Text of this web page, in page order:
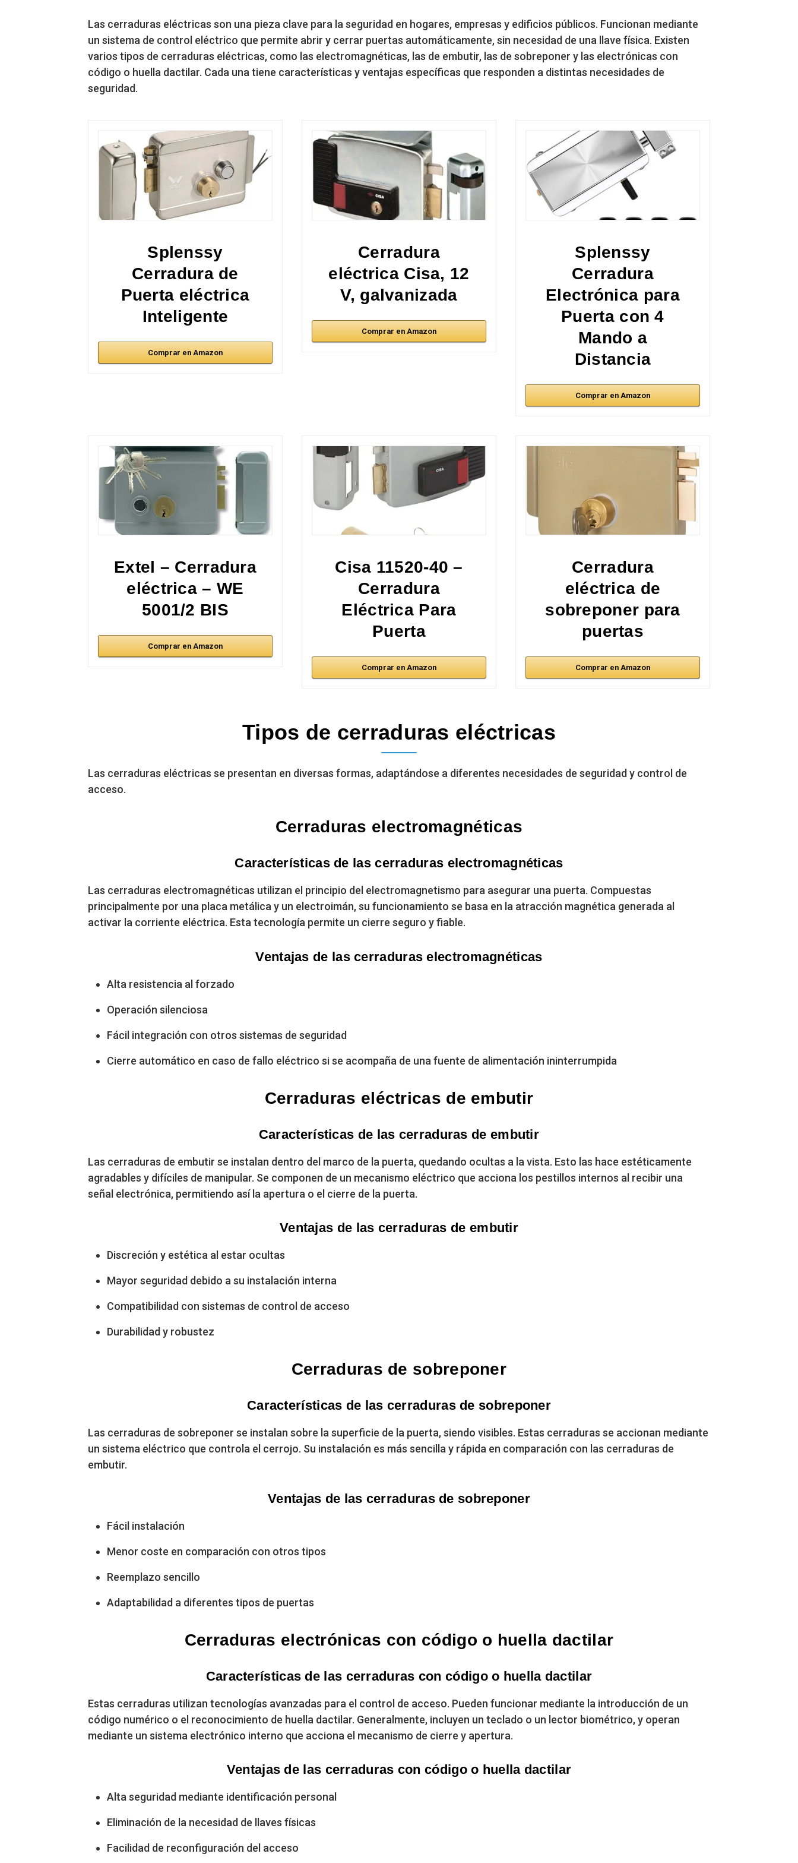
Las cerraduras eléctricas son una pieza clave para la seguridad en hogares, empresas y edificios públicos. Funcionan mediante
un sistema de control eléctrico que permite abrir y cerrar puertas automáticamente, sin necesidad de una llave física. Existen
varios tipos de cerraduras eléctricas, como las electromagnéticas, las de embutir, las de sobreponer y las electrónicas con
código o huella dactilar. Cada una tiene características y ventajas específicas que responden a distintas necesidades de
seguridad.
Splenssy
Cerradura de
Puerta eléctrica
Inteligente
Comprar en Amazon
Cerradura
eléctrica Cisa, 12
V, galvanizada
Comprar en Amazon
Splenssy
Cerradura
Electrónica para
Puerta con 4
Mando a
Distancia
Comprar en Amazon
Extel – Cerradura
eléctrica – WE
5001/2 BIS
Comprar en Amazon
Cisa 11520-40 –
Cerradura
Eléctrica Para
Puerta
Comprar en Amazon
Cerradura
eléctrica de
sobreponer para
puertas
Comprar en Amazon
Tipos de cerraduras eléctricas
Las cerraduras eléctricas se presentan en diversas formas, adaptándose a diferentes necesidades de seguridad y control de
acceso.
Cerraduras electromagnéticas
Características de las cerraduras electromagnéticas
Las cerraduras electromagnéticas utilizan el principio del electromagnetismo para asegurar una puerta. Compuestas
principalmente por una placa metálica y un electroimán, su funcionamiento se basa en la atracción magnética generada al
activar la corriente eléctrica. Esta tecnología permite un cierre seguro y fiable.
Ventajas de las cerraduras electromagnéticas
Alta resistencia al forzado
Operación silenciosa
Fácil integración con otros sistemas de seguridad
Cierre automático en caso de fallo eléctrico si se acompaña de una fuente de alimentación ininterrumpida
Cerraduras eléctricas de embutir
Características de las cerraduras de embutir
Las cerraduras de embutir se instalan dentro del marco de la puerta, quedando ocultas a la vista. Esto las hace estéticamente
agradables y difíciles de manipular. Se componen de un mecanismo eléctrico que acciona los pestillos internos al recibir una
señal electrónica, permitiendo así la apertura o el cierre de la puerta.
Ventajas de las cerraduras de embutir
Discreción y estética al estar ocultas
Mayor seguridad debido a su instalación interna
Compatibilidad con sistemas de control de acceso
Durabilidad y robustez
Cerraduras de sobreponer
Características de las cerraduras de sobreponer
Las cerraduras de sobreponer se instalan sobre la superficie de la puerta, siendo visibles. Estas cerraduras se accionan mediante
un sistema eléctrico que controla el cerrojo. Su instalación es más sencilla y rápida en comparación con las cerraduras de
embutir.
Ventajas de las cerraduras de sobreponer
Fácil instalación
Menor coste en comparación con otros tipos
Reemplazo sencillo
Adaptabilidad a diferentes tipos de puertas
Cerraduras electrónicas con código o huella dactilar
Características de las cerraduras con código o huella dactilar
Estas cerraduras utilizan tecnologías avanzadas para el control de acceso. Pueden funcionar mediante la introducción de un
código numérico o el reconocimiento de huella dactilar. Generalmente, incluyen un teclado o un lector biométrico, y operan
mediante un sistema electrónico interno que acciona el mecanismo de cierre y apertura.
Ventajas de las cerraduras con código o huella dactilar
Alta seguridad mediante identificación personal
Eliminación de la necesidad de llaves físicas
Facilidad de reconfiguración del acceso